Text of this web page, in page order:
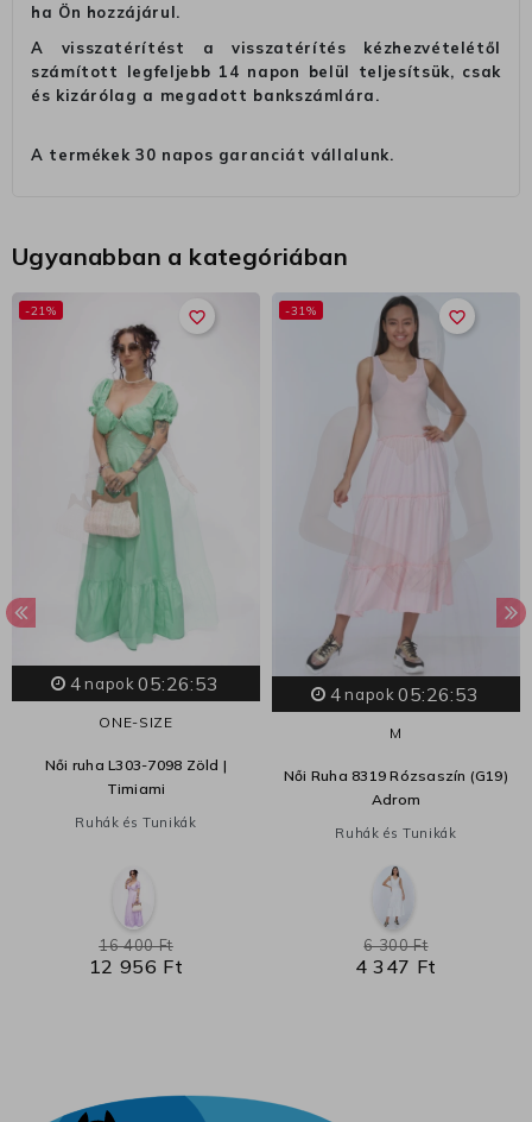
ha Ön hozzájárul.
A visszatérítést a visszatérítés kézhezvételétől
számított legfeljebb 14 napon belül teljesítsük, csak
és kizárólag a megadott bankszámlára.
A termékek 30 napos garanciát vállalunk.
Ugyanabban a kategóriában
favorite_border
-21%
4 napok 05:26:52
ONE-SIZE
Női ruha L303-7098 Zöld |
Timiami
Ruhák és Tunikák
12 956 Ft
16 400 Ft
favorite_border
-31%
4 napok 05:26:52
M
Női Ruha 8319 Rózsaszín (G19)
Adrom
Ruhák és Tunikák
4 347 Ft
6 300 Ft